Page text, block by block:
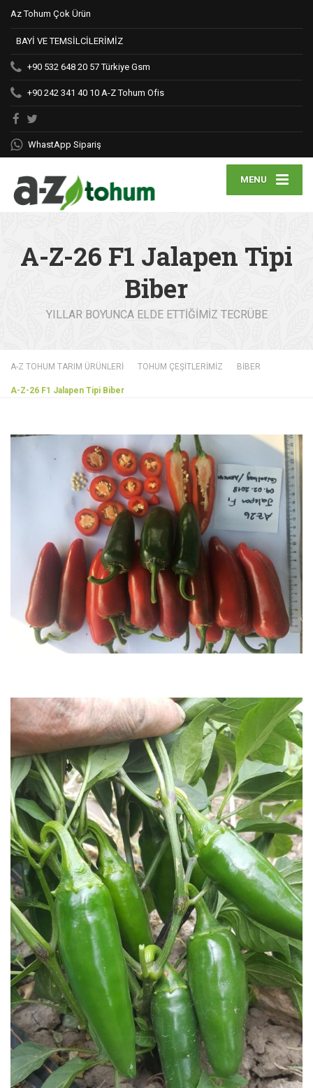
Az Tohum Çok Ürün
BAYİ VE TEMSİLCİLERİMİZ
+90 532 648 20 57 Türkiye Gsm
+90 242 341 40 10 A-Z Tohum Ofis
WhastApp Sipariş
MENU
A-Z-26 F1 Jalapen Tipi
Biber
YILLAR BOYUNCA ELDE ETTİĞİMİZ TECRÜBE
A-Z TOHUM TARIM ÜRÜNLERİ TOHUM ÇEŞİTLERİMİZ BİBER
A-Z-26 F1 Jalapen Tipi Biber